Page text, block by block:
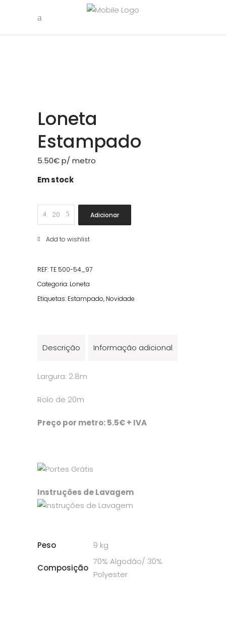
Loneta
Estampado
5.50€p/ metro
Em stock
Loneta
Estampado
quantity
Adicionar
Add to wishlist
REF:TE 500-54_97
Categoria: Loneta
Etiquetas: Estampado, Novidade
Descrição Informação adicional
Largura: 2.8m
Rolo de 20m
Preço por metro: 5.5€ + IVA
Instruções de Lavagem
Peso 9 kg
Composição
70% Algodão/ 30%
Polyester